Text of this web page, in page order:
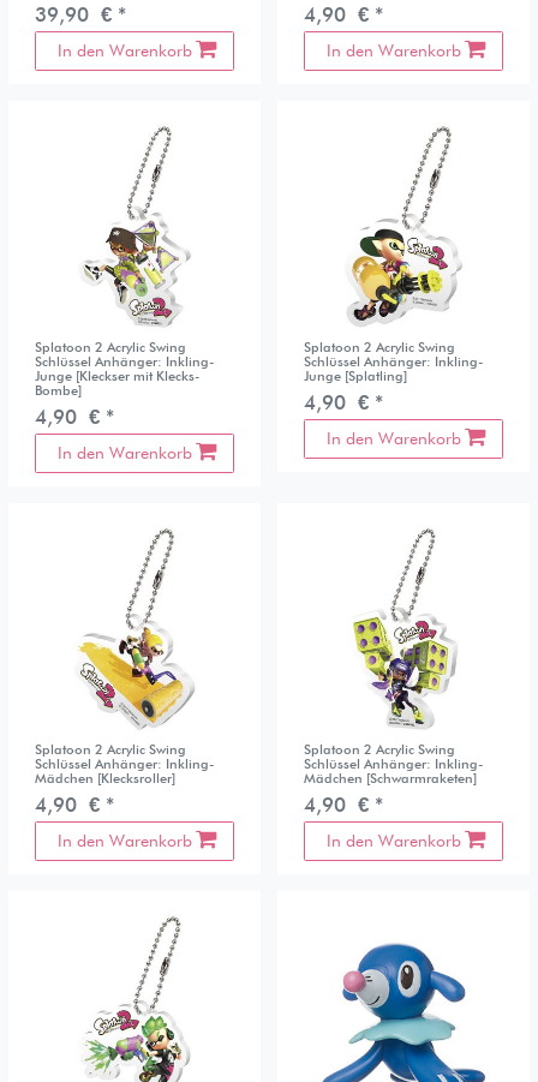
39,90 € *
In den Warenkorb
4,90 € *
In den Warenkorb
Splatoon 2 Acrylic Swing
Schlüssel Anhänger: Inkling-
Junge [Kleckser mit Klecks-
Bombe]
4,90 € *
In den Warenkorb
Splatoon 2 Acrylic Swing
Schlüssel Anhänger: Inkling-
Junge [Splatling]
4,90 € *
In den Warenkorb
Splatoon 2 Acrylic Swing
Schlüssel Anhänger: Inkling-
Mädchen [Klecksroller]
4,90 € *
In den Warenkorb
Splatoon 2 Acrylic Swing
Schlüssel Anhänger: Inkling-
Mädchen [Schwarmraketen]
4,90 € *
In den Warenkorb